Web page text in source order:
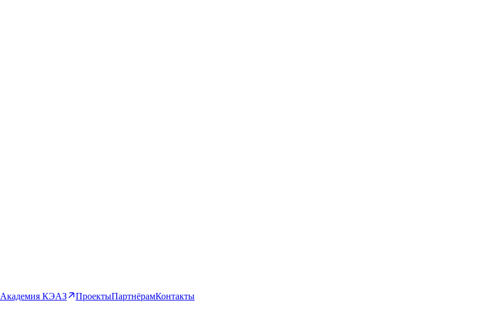
Академия КЭАЗ ПроектыПартнёрамКонтакты